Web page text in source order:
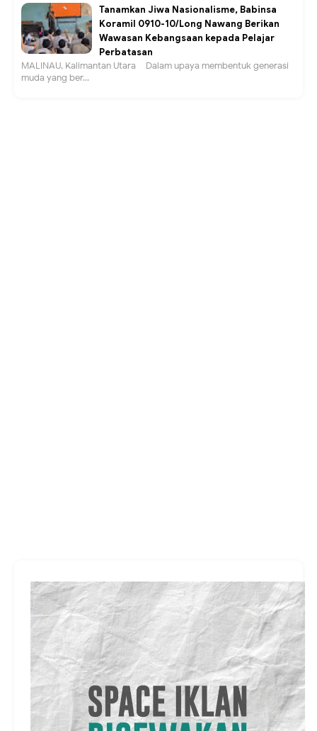
Tanamkan Jiwa Nasionalisme, Babinsa
Koramil 0910-10/Long Nawang Berikan
Wawasan Kebangsaan kepada Pelajar
Perbatasan
MALINAU, Kalimantan Utara – Dalam upaya membentuk generasi
muda yang ber...